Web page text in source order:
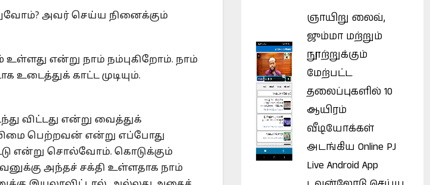
அவர் செய்ய நினைக்கும்
உள்ளது என்று நாம் நம்புகிறோம். நாம்
காட்ட முடியும்.
விட்டது என்று வைத்துக்
பெற்றவன் என்று எப்போது
என்று சொல்வோம். கொடுக்கும்
அந்தச் சக்தி உள்ளதாக நாம்
ஞாயிறு லைவ்,
ஜும்மா மற்றும்
நூற்றுக்கும்
மேற்பட்ட
தலைப்புகளில் 10
ஆயிரம்
வீடியோக்கள்
அடங்கிய Online PJ
Live Android App